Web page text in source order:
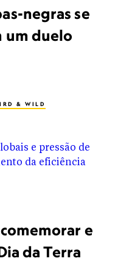
negras se
um duelo
& WILD
e
da Terra